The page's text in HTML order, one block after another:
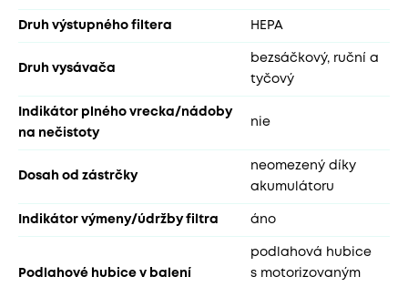
Druh výstupného filtera HEPA
Druh vysávača
bezsáčkový, ruční a
tyčový
Indikátor plného vrecka/nádoby
na nečistoty
nie
Dosah od zástrčky
neomezený díky
akumulátoru
Indikátor výmeny/údržby filtra áno
Podlahové hubice v balení
podlahová hubice
s motorizovaným